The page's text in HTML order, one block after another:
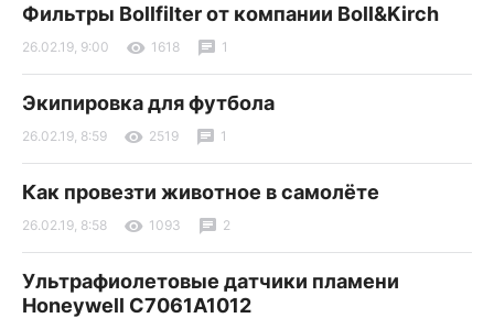
Фильтры Bollfilter от компании Boll&Kirch
26.02.19, 9:00 1618 1
Экипировка для футбола
26.02.19, 8:59 2519 1
Как провезти животное в самолёте
26.02.19, 8:58 1093 2
Ультрафиолетовые датчики пламени
Honeywell C7061A1012